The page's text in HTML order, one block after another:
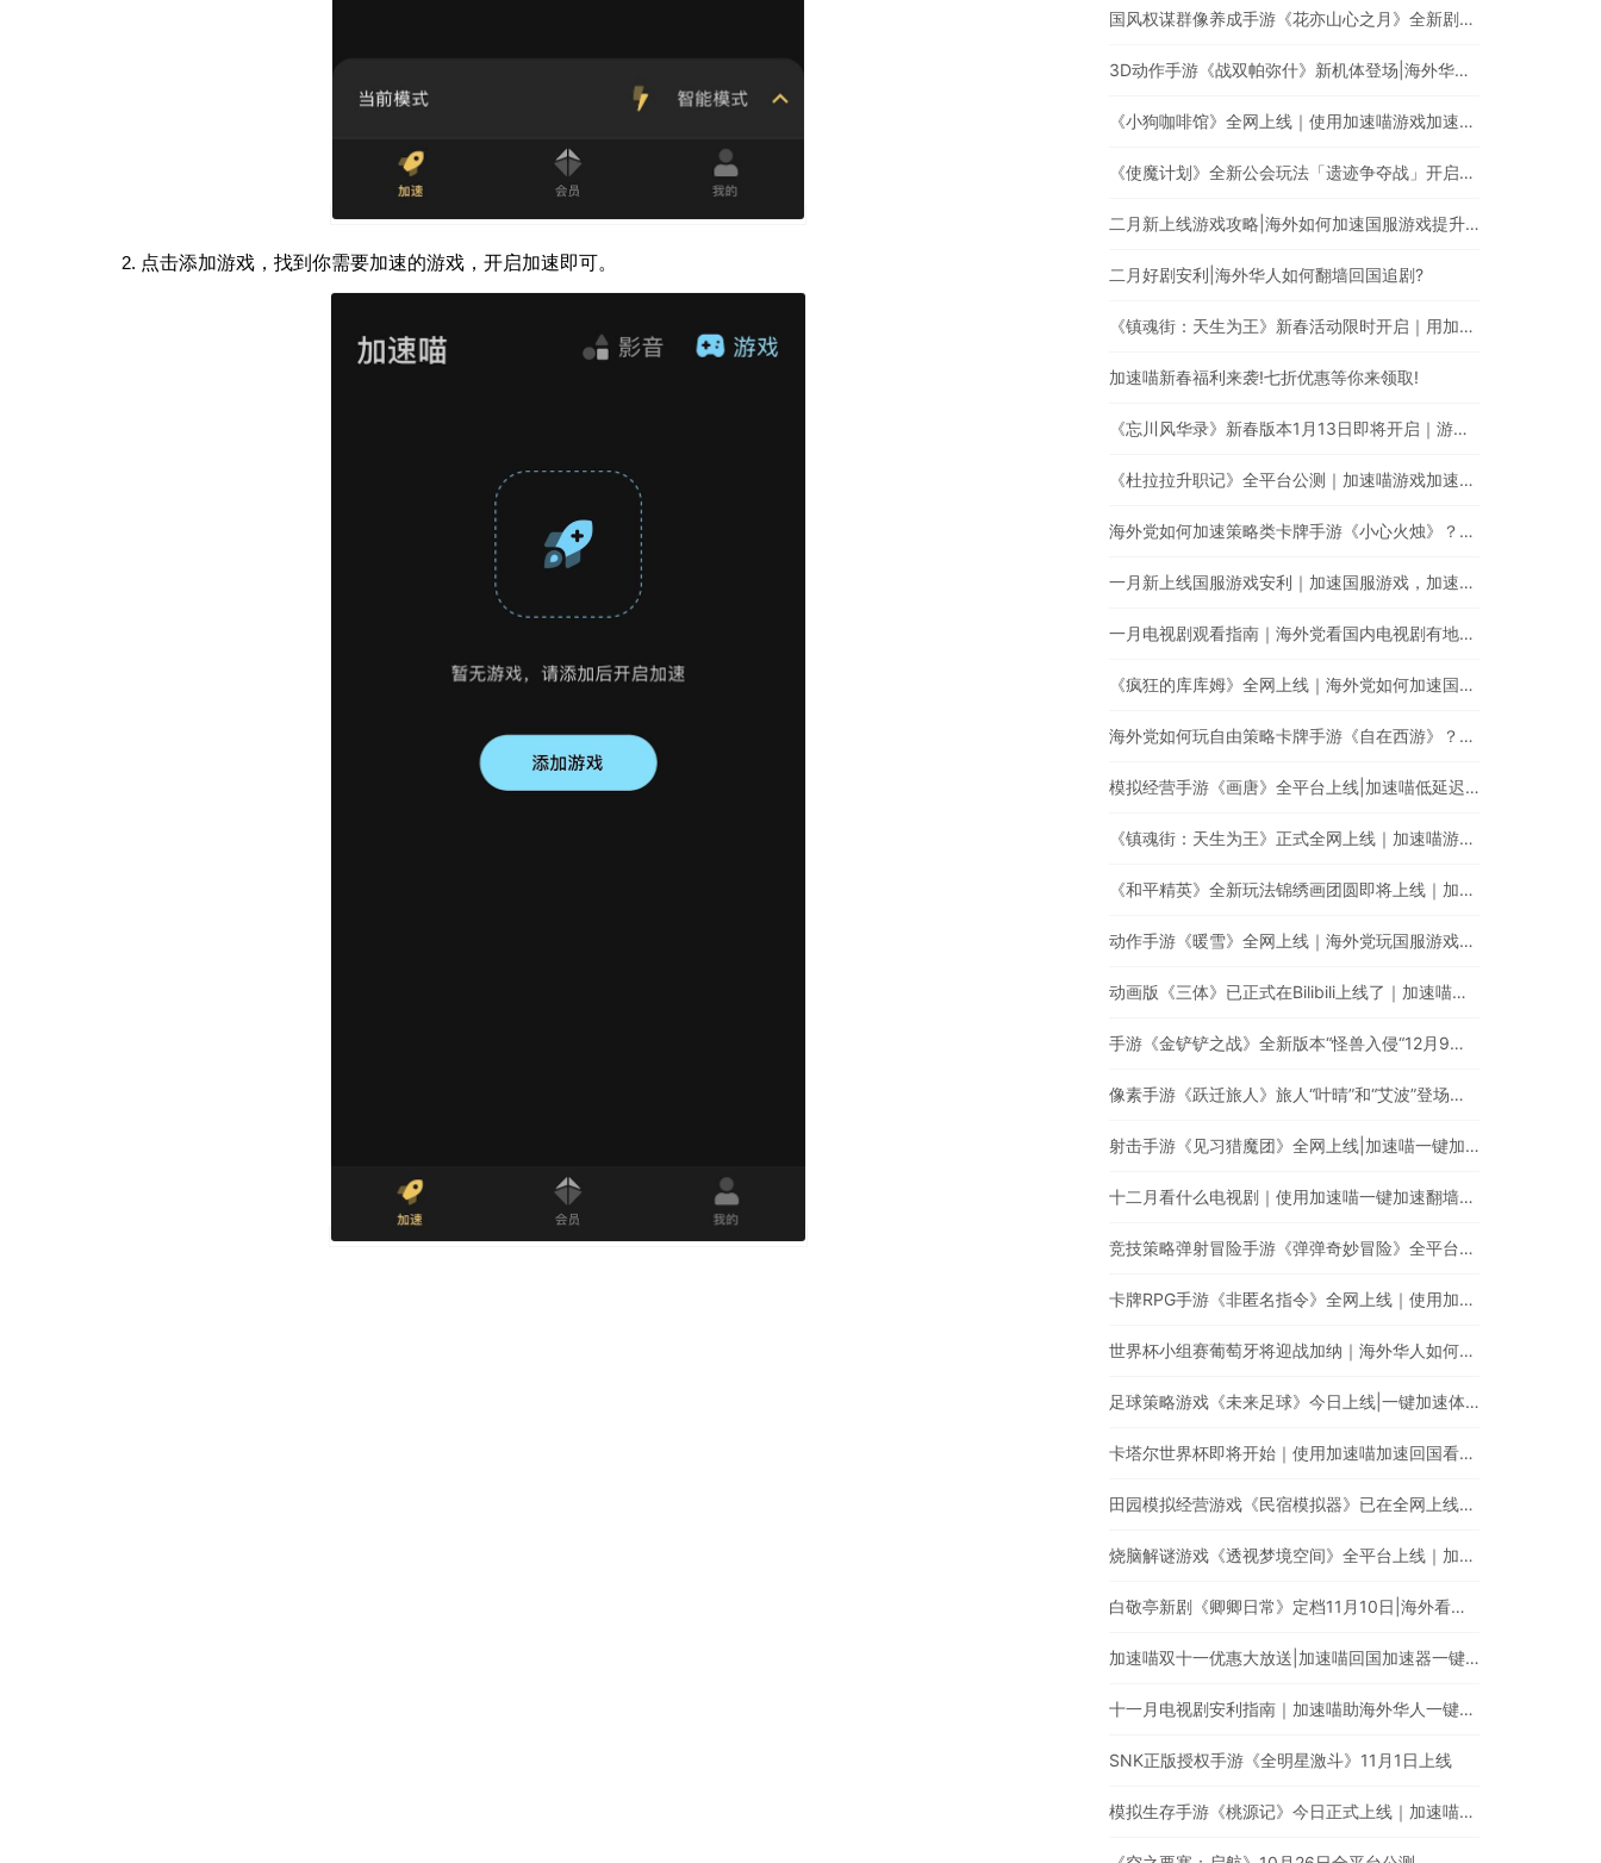
点击添加游戏，找到你需要加速的游戏，开启加速即可。
国风权谋群像养成手游《花亦山心之月》全新剧情开启｜加速国服游戏全网最快
3D动作手游《战双帕弥什》新机体登场|海外华人如何玩国服手游?
《小狗咖啡馆》全网上线｜使用加速喵游戏加速器低延迟无卡顿
《使魔计划》全新公会玩法「遗迹争夺战」开启！| 加速喵游戏加速快人一步
二月新上线游戏攻略|海外如何加速国服游戏提升游戏体验?
二月好剧安利|海外华人如何翻墙回国追剧?
《镇魂街：天生为王》新春活动限时开启｜用加速喵一键加速游戏降低海外玩国服延迟。
加速喵新春福利来袭!七折优惠等你来领取!
《忘川风华录》新春版本1月13日即将开启｜游戏加速器一键加速提升游戏体验
《杜拉拉升职记》全平台公测｜加速喵游戏加速快人一步
海外党如何加速策略类卡牌手游《小心火烛》？｜使用加速喵一键智能加速回国
一月新上线国服游戏安利｜加速国服游戏，加速喵全网最快
一月电视剧观看指南｜海外党看国内电视剧有地区限制怎么办？
《疯狂的库库姆》全网上线｜海外党如何加速国服手游？
海外党如何玩自由策略卡牌手游《自在西游》？使用加速喵随时随地畅享游戏加速
模拟经营手游《画唐》全平台上线|加速喵低延迟无卡顿加速游戏全网最快
《镇魂街：天生为王》正式全网上线｜加速喵游戏加速全网最快
《和平精英》全新玩法锦绣画团圆即将上线｜加速喵国服游戏超快加速
动作手游《暖雪》全网上线｜海外党玩国服游戏的必备游戏加速器
动画版《三体》已正式在Bilibili上线了｜加速喵一键加速破解海外地区限制
手游《金铲铲之战》全新版本“怪兽入侵“12月9日正式上线｜回国游戏加速器的最佳选择
像素手游《跃迁旅人》旅人“叶晴”和“艾波”登场｜使用加速喵一键加速国服游戏低延迟无卡顿
射击手游《见习猎魔团》全网上线|加速喵一键加速国服游戏
十二月看什么电视剧｜使用加速喵一键加速翻墙回国看剧
竞技策略弹射冒险手游《弹弹奇妙冒险》全平台上线｜如何使用加速喵玩国服手游
卡牌RPG手游《非匿名指令》全网上线｜使用加速喵提升游戏体验
世界杯小组赛葡萄牙将迎战加纳｜海外华人如何在央视频观看C罗首秀直播？
足球策略游戏《未来足球》今日上线|一键加速体验足球巨星高能瞬间
卡塔尔世界杯即将开始｜使用加速喵加速回国看中文体育直播
田园模拟经营游戏《民宿模拟器》已在全网上线｜使用加速喵一键加速国服手游
烧脑解谜游戏《透视梦境空间》全平台上线｜加速喵一键加速国服游戏
白敬亭新剧《卿卿日常》定档11月10日|海外看爱奇艺电视剧有地区限制怎么办?
加速喵双十一优惠大放送|加速喵回国加速器一键加速翻墙回国
十一月电视剧安利指南｜加速喵助海外华人一键穿梭翻墙回国追剧
SNK正版授权手游《全明星激斗》11月1日上线
模拟生存手游《桃源记》今日正式上线｜加速喵加速国服游戏全网最快